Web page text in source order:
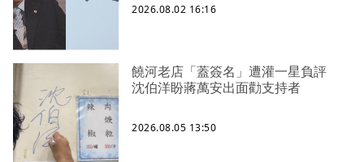
2026.08.02 16:16
饒河老店「蓋簽名」遭灌一星負評
沈伯洋盼蔣萬安出面勸支持者
2026.08.05 13:50